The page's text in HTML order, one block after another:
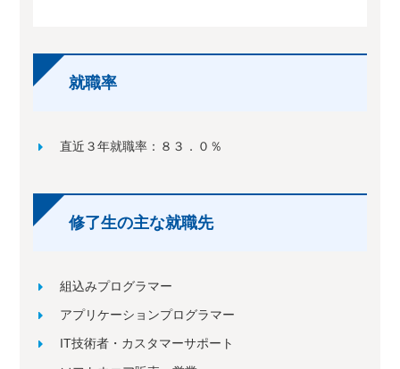
就職率
直近３年就職率：８３．０％
修了生の主な就職先
組込みプログラマー
アプリケーションプログラマー
IT技術者・カスタマーサポート